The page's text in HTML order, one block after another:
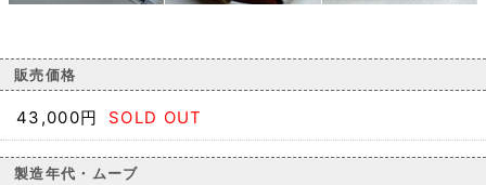
販売価格
43,000円 SOLD OUT
製造年代・ムーブ